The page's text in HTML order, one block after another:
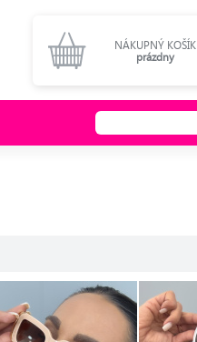
NÁKUPNÝ KOŠÍK
prázdny